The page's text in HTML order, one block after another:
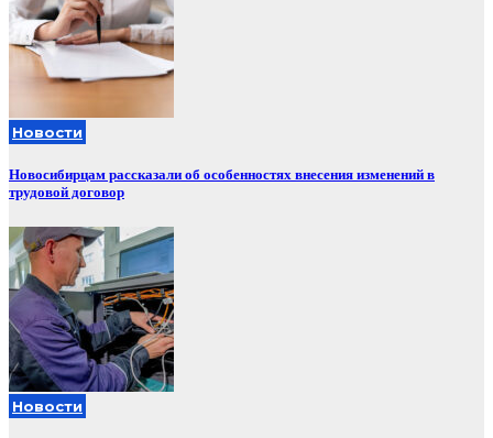
Новости
Новосибирцам рассказали об особенностях внесения изменений в
трудовой договор
Новости